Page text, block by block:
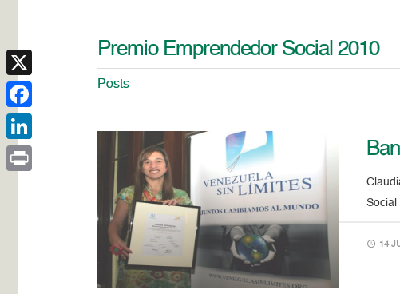
Premio Emprendedor Social 2010
Posts
Social
14
X
Facebook
LinkedIn